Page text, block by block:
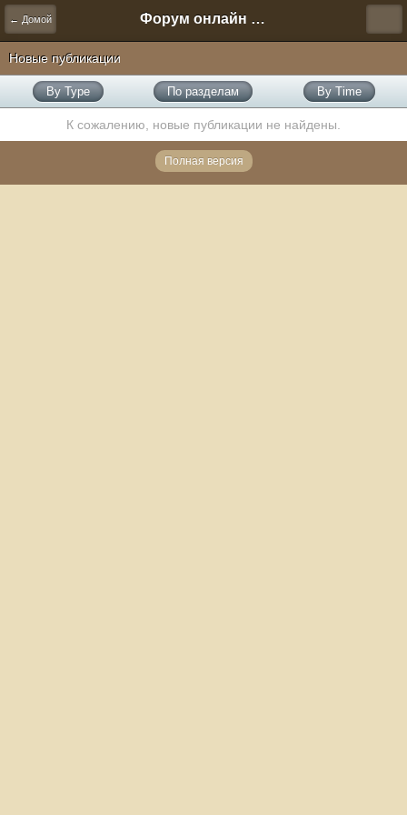
← Домой Форум онлайн игры "Новая Эра" (Нюра Биз)
Новые публикации
By Type По разделам By Time
К сожалению, новые публикации не найдены.
Полная версия